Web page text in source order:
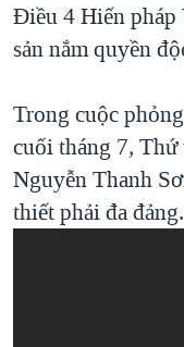
Điều 4 Hiến pháp
sản nắm quyền
Trong cuộc
cuối tháng 7,
Nguyễn Thanh
thiết phải đa đảng.